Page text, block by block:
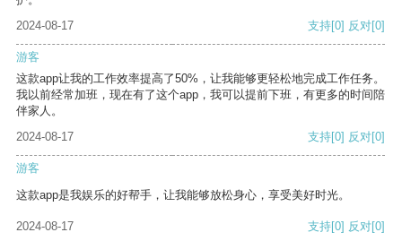
2024-08-17
支持[0] 反对[0]
游客
这款app让我的工作效率提高了50%，让我能够更轻松地完成工作任务。
我以前经常加班，现在有了这个app，我可以提前下班，有更多的时间陪
伴家人。
2024-08-17
支持[0] 反对[0]
游客
这款app是我娱乐的好帮手，让我能够放松身心，享受美好时光。
2024-08-17 支持[0] 反对[0]